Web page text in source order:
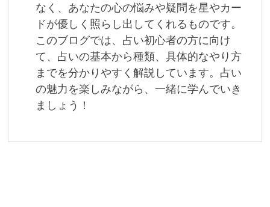
なく、あなたの心の悩みや疑問を星やカー
ドが優しく照らし出してくれるものです。
このブログでは、占い初心者の方に向け
て、占いの基本から種類、具体的なやり方
までを分かりやすく解説しています。占い
の魅力を楽しみながら、一緒に学んでいき
ましょう！